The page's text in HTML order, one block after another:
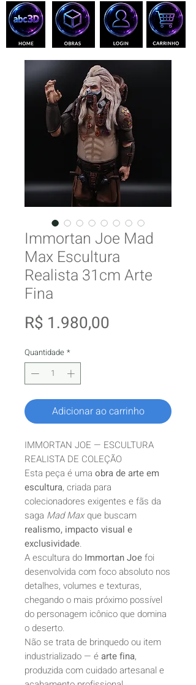
Immortan Joe Mad
Max Escultura
Realista 31cm Arte
Fina
R$ 1.980,00
Quantidade *
Adicionar ao carrinho
IMMORTAN JOE — ESCULTURA
REALISTA DE COLEÇÃO
Esta peça é uma obra de arte em
escultura, criada para
colecionadores exigentes e fãs da
saga Mad Maxque buscam
realismo, impacto visual e
exclusividade.
A escultura do Immortan Joefoi
desenvolvida com foco absoluto nos
detalhes, volumes e texturas,
chegando o mais próximo possível
do personagem icônico que domina
o deserto.
Não se trata de brinquedo ou item
industrializado — é arte fina,
produzida com cuidado artesanal e